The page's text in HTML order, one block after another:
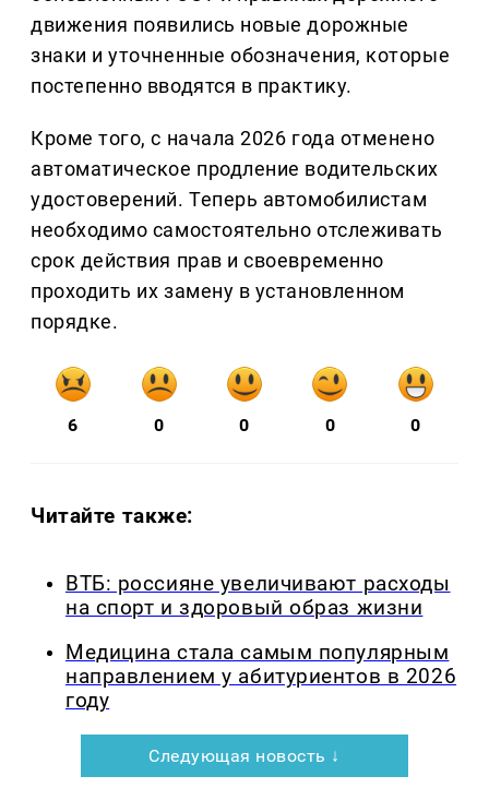
движения появились новые дорожные
знаки и уточненные обозначения, которые
постепенно вводятся в практику.
Кроме того, с начала 2026 года отменено
автоматическое продление водительских
удостоверений. Теперь автомобилистам
необходимо самостоятельно отслеживать
срок действия прав и своевременно
проходить их замену в установленном
порядке.
6 0 0 0 0
Читайте также:
ВТБ: россияне увеличивают расходы
на спорт и здоровый образ жизни
Медицина стала самым популярным
направлением у абитуриентов в 2026
году
Следующая новость ↓